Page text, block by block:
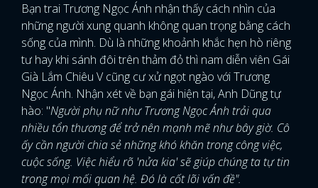
Bạn trai Trương Ngọc Ánh nhận thấy cách nhìn của
những người xung quanh không quan trọng bằng cách
sống của mình. Dù là những khoảnh khắc hẹn hò riêng
tư hay khi sánh đôi trên thảm đỏ thì nam diễn viên Gái
Già Lắm Chiêu V cũng cư xử ngọt ngào với Trương
Ngọc Ánh. Nhận xét về bạn gái hiện tại, Anh Dũng tự
hào: "Người phụ nữ như Trương Ngọc Ánh trải qua
nhiều tổn thương để trở nên mạnh mẽ như bây giờ. Cô
ấy cần người chia sẻ những khó khăn trong công việc,
cuộc sống. Việc hiểu rõ 'nửa kia' sẽ giúp chúng ta tự tin
trong mọi mối quan hệ. Đó là cốt lõi vấn đề".